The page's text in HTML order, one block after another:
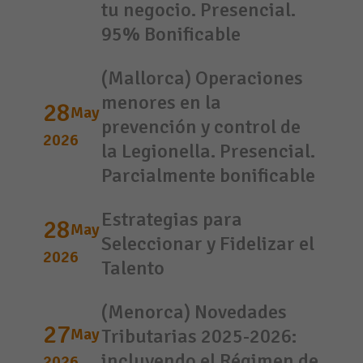
tu negocio. Presencial.
95% Bonificable
28May
2026
(Mallorca) Operaciones
menores en la
prevención y control de
la Legionella. Presencial.
Parcialmente bonificable
28May
2026
Estrategias para
Seleccionar y Fidelizar el
Talento
27May
(Menorca) Novedades
Tributarias 2025-2026: